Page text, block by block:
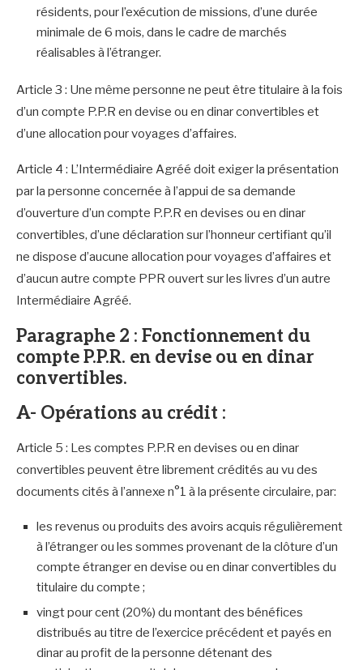
résidents, pour l’exécution de missions, d’une durée
minimale de 6 mois, dans le cadre de marchés
réalisables à l’étranger.
Article 3 : Une même personne ne peut être titulaire à la fois
d’un compte P.P.R en devise ou en dinar convertibles et
d’une allocation pour voyages d’affaires.
Article 4 : L’Intermédiaire Agréé doit exiger la présentation
par la personne concernée à l’appui de sa demande
d’ouverture d’un compte P.P.R en devises ou en dinar
convertibles, d’une déclaration sur l’honneur certifiant qu’il
ne dispose d’aucune allocation pour voyages d’affaires et
d’aucun autre compte PPR ouvert sur les livres d’un autre
Intermédiaire Agréé.
Paragraphe 2 : Fonctionnement du
compte P.P.R. en devise ou en dinar
convertibles.
A- Opérations au crédit :
Article 5 : Les comptes P.P.R en devises ou en dinar
convertibles peuvent être librement crédités au vu des
documents cités à l’annexe n°1 à la présente circulaire, par:
les revenus ou produits des avoirs acquis régulièrement
à l’étranger ou les sommes provenant de la clôture d’un
compte étranger en devise ou en dinar convertibles du
titulaire du compte ;
vingt pour cent (20%) du montant des bénéfices
distribués au titre de l’exercice précédent et payés en
dinar au profit de la personne détenant des